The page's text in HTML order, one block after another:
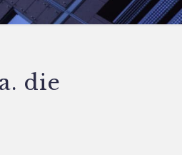
die